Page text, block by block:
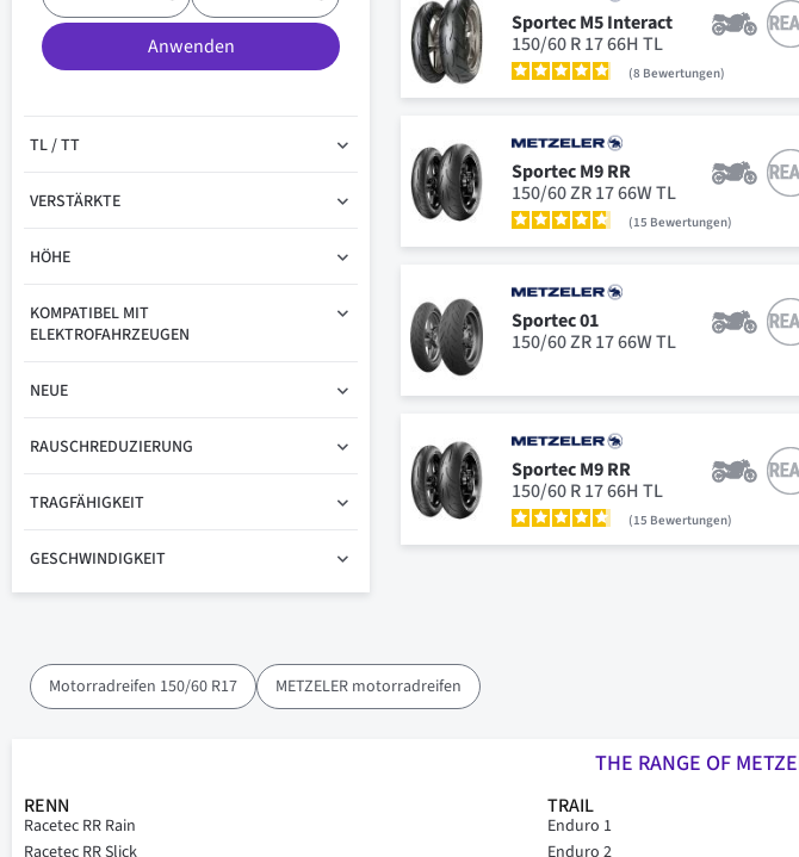
Sportec M5 Interact
150/60 R 17 66H TL
8 Bewertungen
Sportec M9 RR
150/60 ZR 17 66W TL
15 Bewertungen
Sportec 01
150/60 ZR 17 66W TL
Sportec M9 RR
150/60 R 17 66H TL
15 Bewertungen
Anwenden
TL / TT
VERSTÄRKTE
HÖHE
KOMPATIBEL MIT
ELEKTROFAHRZEUGEN
NEUE
RAUSCHREDUZIERUNG
TRAGFÄHIGKEIT
GESCHWINDIGKEIT
Motorradreifen 150/60 R17 METZELER motorradreifen
THE RANGE OF
RENN
Racetec RR Rain
Racetec RR Slick
TRAIL
Enduro 1
Enduro 2